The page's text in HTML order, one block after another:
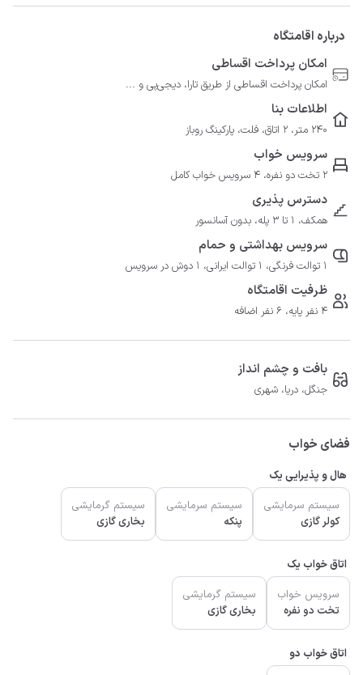
درباره اقامتگاه
امکان پرداخت اقساطی
امکان پرداخت اقساطی از طریق تارا، دیجی‌پی و ...
اطلاعات بنا
240 متر، 2 اتاق، فلت، پارکینگ روباز
سرویس خواب
2 تخت دو نفره، 4 سرویس خواب کامل
دسترس پذیری
همکف، 1 تا 3 پله، بدون آسانسور
سرویس بهداشتی و حمام
1 توالت فرنگی، 1 توالت ایرانی، 1 دوش در سرویس
ظرفیت اقامتگاه
4 نفر پایه، 6 نفر اضافه
بافت و چشم انداز
جنگل، دریا، شهری
فضای خواب
هال و پذیرایی یک
سیستم سرمایشی
کولر گازی
سیستم سرمایشی
پنکه
سیستم گرمایشی
بخاری گازی
اتاق خواب یک
سرویس خواب
تخت دو نفره
سیستم گرمایشی
بخاری گازی
اتاق خواب دو